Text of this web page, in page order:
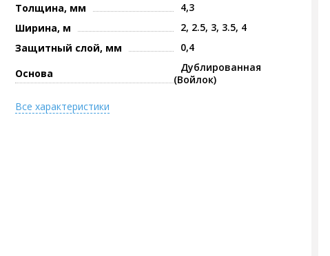
Толщина, мм
4,3
Ширина, м
2, 2.5, 3, 3.5, 4
Защитный слой, мм
0,4
Основа
Дублированная
(Войлок)
Все характеристики